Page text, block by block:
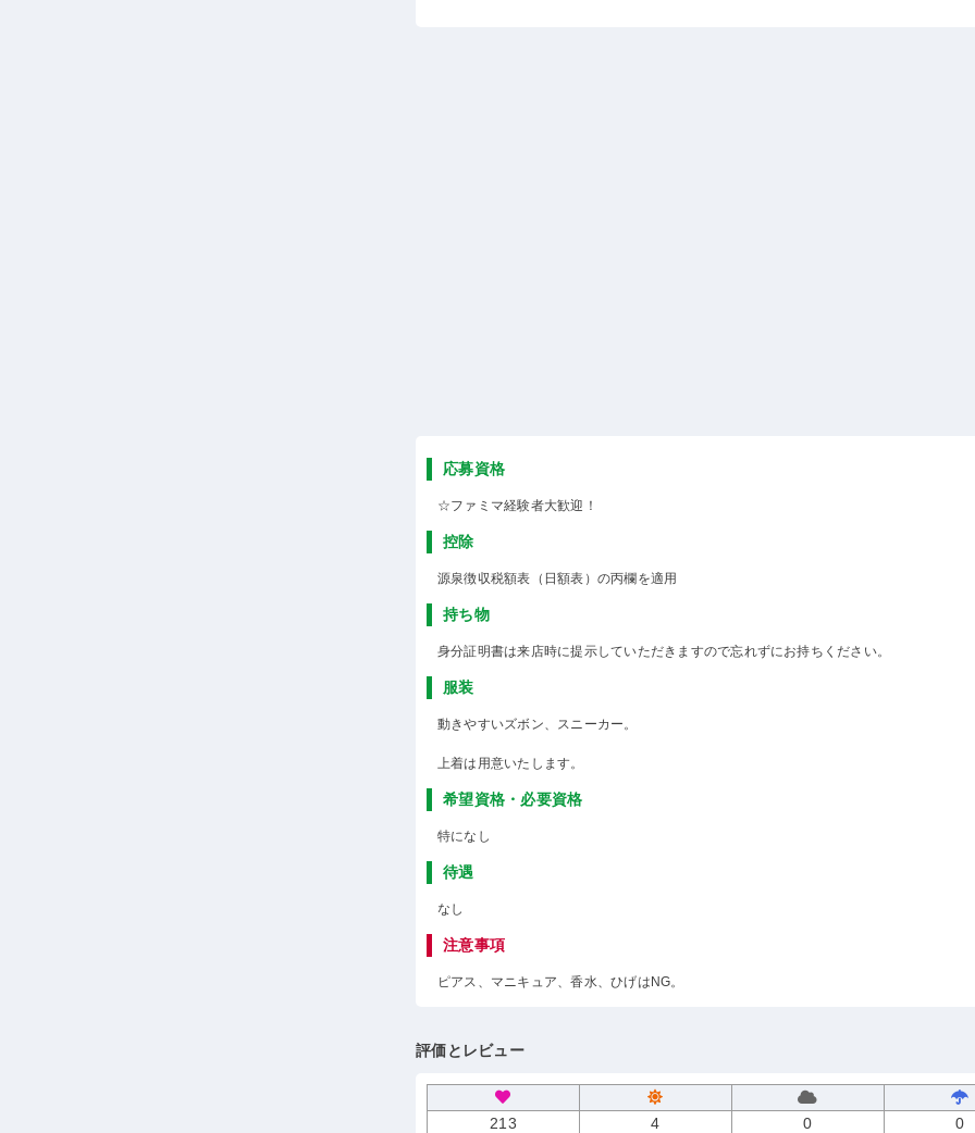
応募資格
☆ファミマ経験者大歓迎！
控除
源泉徴収税額表（日額表）の丙欄を適用
持ち物
身分証明書は来店時に提示していただきますので忘れずにお持ちください。
服装
動きやすいズボン、スニーカー。
上着は用意いたします。
希望資格・必要資格
特になし
待遇
なし
注意事項
ピアス、マニキュア、香水、ひげはNG。
評価とレビュー
213 4 0 0